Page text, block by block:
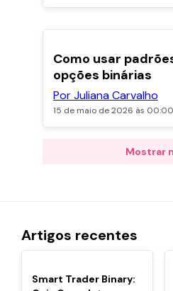
Como usar
opções binárias
Por Juliana Carvalho
15 de maio de 2026 às 00:00
Mostrar
Artigos recentes
POPULARES
Smart Trader Binary: